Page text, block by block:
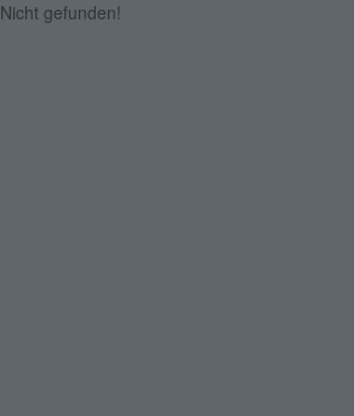
Nicht gefunden!